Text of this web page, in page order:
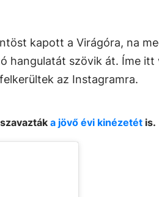
kapott a Virágóra, na
hangulatát szövik át. Íme itt
az Instagramra.
a jövő évi kinézetét is.